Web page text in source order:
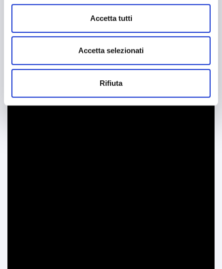
attivi).
Accetta tutti
Accetta selezionati
Rifiuta